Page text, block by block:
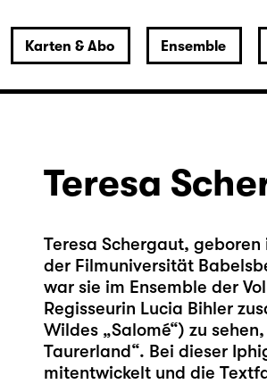
Karten & Abo Ensemble
Teresa
Teresa Schergaut,
der Filmuniversität
war sie im Ensemble der
Regisseurin Lucia Bihler
Wildes „Salomé“) zu
Taurerland“. Bei dieser
mitentwickelt und die